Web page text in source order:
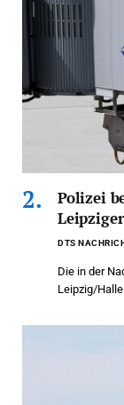
Polizei
DTS
Die in der
Leipzig/